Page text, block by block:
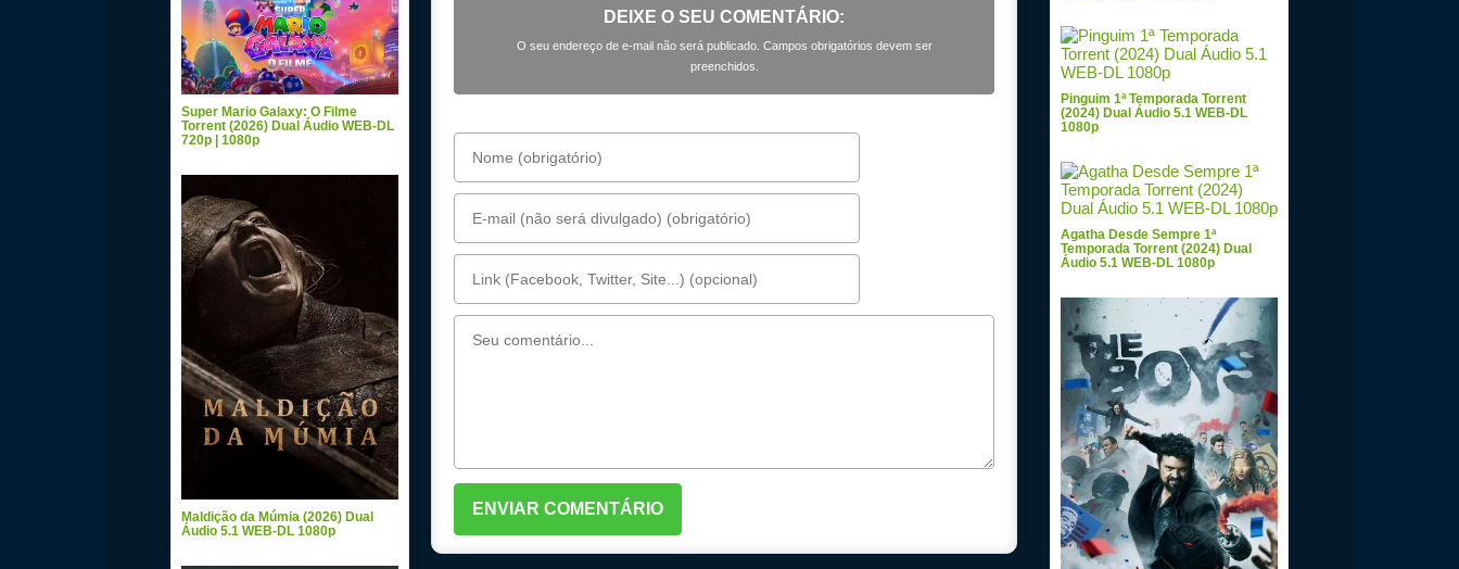
DEIXE O SEU COMENTÁRIO:
O seu endereço de e-mail não será publicado. Campos obrigatórios devem ser
preenchidos.
Super Mario Galaxy: O Filme
Torrent (2026) Dual Áudio WEB-DL
720p | 1080p
Maldição da Múmia (2026) Dual
Áudio 5.1 WEB-DL 1080p
Pinguim 1ª Temporada Torrent
(2024) Dual Áudio 5.1 WEB-DL
1080p
Agatha Desde Sempre 1ª
Temporada Torrent (2024) Dual
Áudio 5.1 WEB-DL 1080p